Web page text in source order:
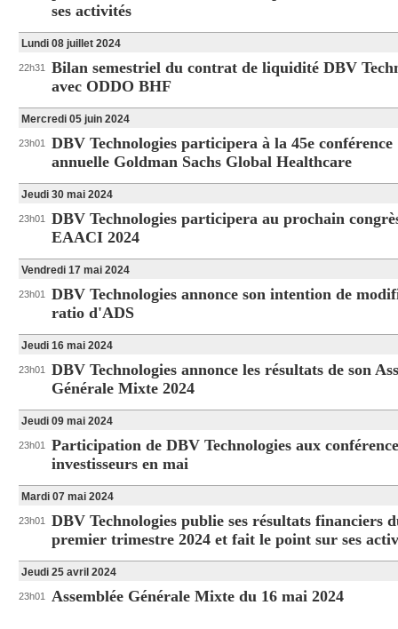
ses activités
Lundi 08 juillet 2024
22h31
Bilan semestriel du contrat de liquidité DBV
avec ODDO BHF
Mercredi 05 juin 2024
23h01
DBV Technologies participera à la 45e conférence
annuelle Goldman Sachs Global Healthcare
Jeudi 30 mai 2024
23h01
DBV Technologies participera au prochain
EAACI 2024
Vendredi 17 mai 2024
23h01
DBV Technologies annonce son intention de
ratio d'ADS
Jeudi 16 mai 2024
23h01
DBV Technologies annonce les résultats de son
Générale Mixte 2024
Jeudi 09 mai 2024
23h01
Participation de DBV Technologies aux
investisseurs en mai
Mardi 07 mai 2024
23h01
DBV Technologies publie ses résultats financiers
premier trimestre 2024 et fait le point sur ses
Jeudi 25 avril 2024
23h01 Assemblée Générale Mixte du 16 mai 2024